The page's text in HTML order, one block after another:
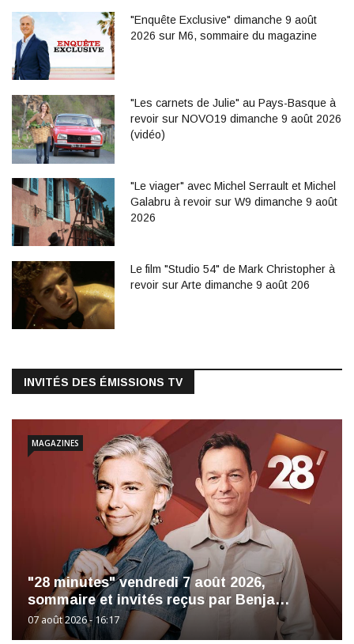
"Enquête Exclusive" dimanche 9 août
2026 sur M6, sommaire du magazine
"Les carnets de Julie" au Pays-Basque à
revoir sur NOVO19 dimanche 9 août 2026
(vidéo)
"Le viager" avec Michel Serrault et Michel
Galabru à revoir sur W9 dimanche 9 août
2026
Le film "Studio 54" de Mark Christopher à
revoir sur Arte dimanche 9 août 206
INVITÉS DES ÉMISSIONS TV
"28 minutes" vendredi 7 août 2026,
sommaire et invités reçus par Benja…
07 août 2026 - 16:17
MAGAZINES